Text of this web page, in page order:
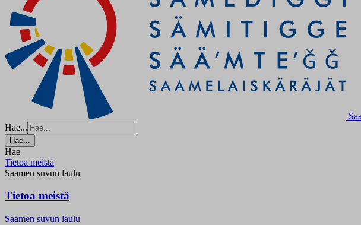
Hae...
Hae...
Hae
Tietoa meistä
Saamen suvun laulu
Tietoa meistä
Saamen suvun laulu